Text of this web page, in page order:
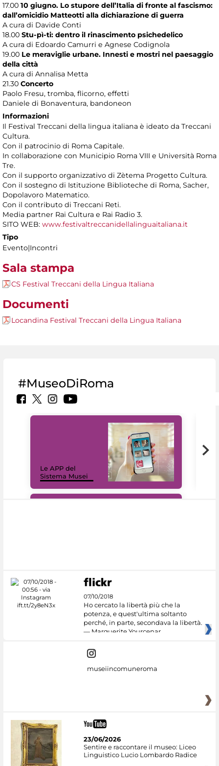
17.00 10 giugno. Lo stupore dell’Italia di fronte al fascismo:
dall’omicidio Matteotti alla dichiarazione di guerra
A cura di Davide Conti
18.00 Stu-pì-ti: dentro il rinascimento psichedelico
A cura di Edoardo Camurri e Agnese Codignola
19.00 Le meraviglie urbane. Innesti e mostri nel paesaggio
della città
A cura di Annalisa Metta
21.30 Concerto
Paolo Fresu, tromba, flicorno, effetti
Daniele di Bonaventura, bandoneon
Informazioni
Il Festival Treccani della lingua italiana è ideato da Treccani
Cultura.
Con il patrocinio di Roma Capitale.
In collaborazione con Municipio Roma VIII e Università Roma
Tre.
Con il supporto organizzativo di Zètema Progetto Cultura.
Con il sostegno di Istituzione Biblioteche di Roma, Sacher,
Dopolavoro Matematico.
Con il contributo di Treccani Reti.
Media partner Rai Cultura e Rai Radio 3.
SITO WEB: www.festivaltreccanidellalinguaitaliana.it
Tipo
Evento|Incontri
Sala stampa
CS Festival Treccani della Lingua Italiana
Documenti
Locandina Festival Treccani della Lingua Italiana
#MuseoDiRoma
Le APP del
Sistema Musei
07/10/2018
Ho cercato la libertà più che la
potenza, e quest'ultima soltanto
perché, in parte, secondava la libertà.
— Marguerite Yourcenar
museiincomuneroma
23/06/2026
Sentire e raccontare il museo: Liceo
Linguistico Lucio Lombardo Radice